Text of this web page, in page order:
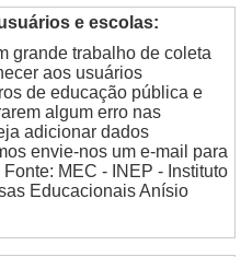
e escolas:
grande trabalho de coleta
aos usuários
de educação pública e
algum erro nas
adicionar dados
envie-nos um e-mail para
Fonte: MEC - INEP - Instituto
Educacionais Anísio